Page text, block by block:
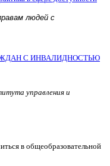
людей с
С ИНВАЛИДНОСТЬЮ
управления и
в общеобразовательной